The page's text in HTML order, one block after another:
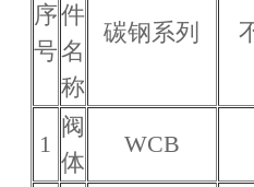
序
号
件
名
称
碳钢系列
1
阀
体
WCB